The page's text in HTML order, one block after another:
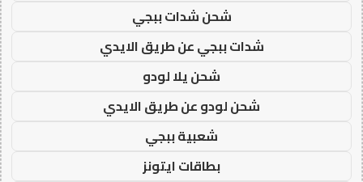
شحن شدات ببجي
شدات ببجي عن طريق الايدي
شحن يلا لودو
شحن لودو عن طريق الايدي
شعبية ببجي
بطاقات ايتونز